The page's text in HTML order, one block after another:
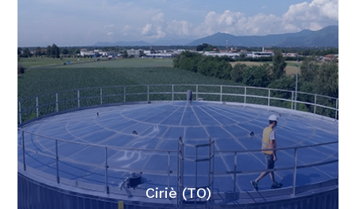
Ciriè (TO)